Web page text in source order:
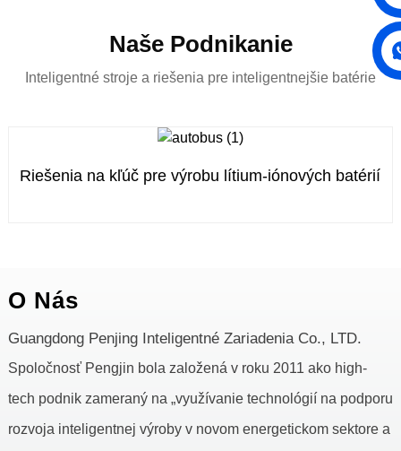
Naše Podnikanie
Inteligentné stroje a riešenia pre inteligentnejšie batérie
Riešenia na kľúč pre výrobu lítium-iónových batérií
O Nás
Guangdong Penjing Inteligentné Zariadenia Co., LTD.
Spoločnosť Pengjin bola založená v roku 2011 ako high-
tech podnik zameraný na „využívanie technológií na podporu
rozvoja inteligentnej výroby v novom energetickom sektore a